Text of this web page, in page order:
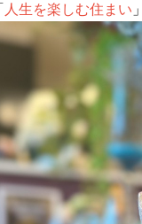
人生を楽しむ住まい